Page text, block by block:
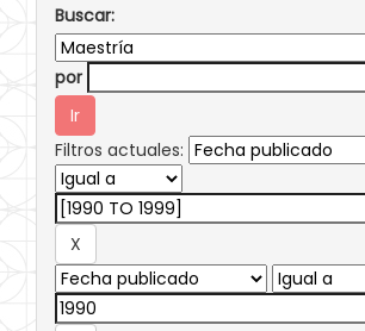
Buscar:
por
Filtros actuales: